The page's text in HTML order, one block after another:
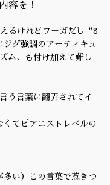
容を！
るけれどフーガだし“8
グ強調のアーティキュ
ム、も付け加えて難し
う言葉に翻弄されてイ
くてピアニストレベルの
多い）この言葉で惹きつ